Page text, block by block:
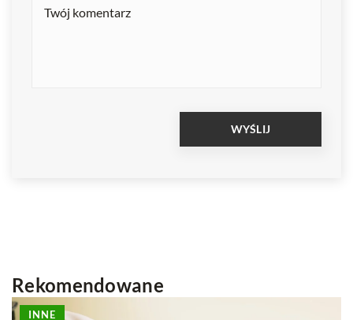
Rekomendowane
INNE